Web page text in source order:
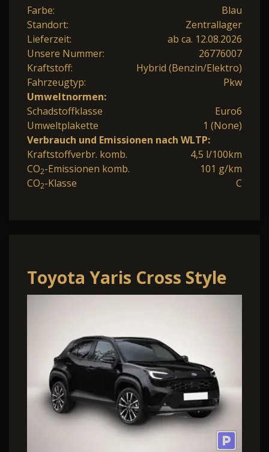
Farbe:
Blau
Standort:
Zentrallager
Lieferzeit:
ab ca. 12.08.2026
Unsere Nummer:
26776007
Kraftstoff:
Hybrid (Benzin/Elektro)
Fahrzeugtyp:
Pkw
Umweltnormen:
Schadstoffklasse
Euro6
Umweltplakette
1 (None)
Verbrauch und Emissionen nach WLTP:
Kraftstoffverbr. komb.
4,5 l/100km
CO2-Emissionen komb.
101 g/km
CO2-Klasse C
Toyota Yaris Cross Style
1.5 Hybrid AWD